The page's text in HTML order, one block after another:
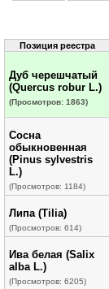
Позиция реестра
Дуб черешчатый
(Quercus robur L.)
(Просмотров: 1863)
Сосна
обыкновенная
(Pinus sylvestris
L.)
(Просмотров: 1184)
Липа (Tilia)
(Просмотров: 614)
Ива белая (Salix
alba L.)
(Просмотров: 6205)